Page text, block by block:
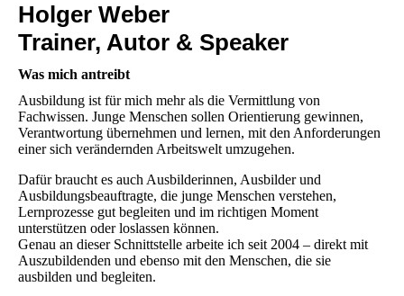
Holger Weber
Trainer, Autor & Speaker
Was mich antreibt
Ausbildung ist für mich mehr als die Vermittlung von
Fachwissen. Junge Menschen sollen Orientierung gewinnen,
Verantwortung übernehmen und lernen, mit den Anforderungen
einer sich verändernden Arbeitswelt umzugehen.
Dafür braucht es auch Ausbilderinnen, Ausbilder und
Ausbildungsbeauftragte, die junge Menschen verstehen,
Lernprozesse gut begleiten und im richtigen Moment
unterstützen oder loslassen können.
Genau an dieser Schnittstelle arbeite ich seit 2004 – direkt mit
Auszubildenden und ebenso mit den Menschen, die sie
ausbilden und begleiten.